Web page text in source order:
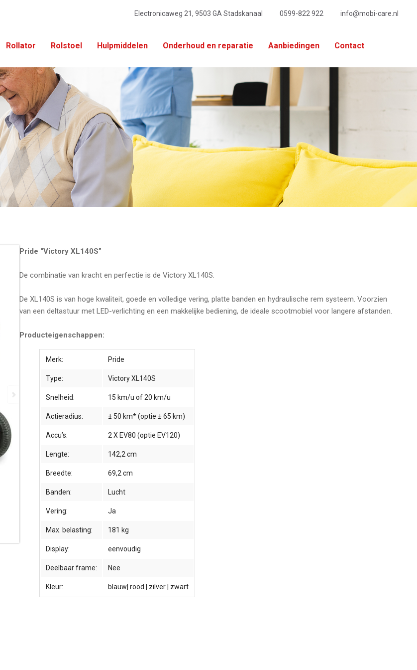
Electronicaweg 21, 9503 GA Stadskanaal 0599-822 922 info@mobi-care.nl
Rollator Rolstoel Hulpmiddelen Onderhoud en reparatie Aanbiedingen Contact
Pride “Victory XL140S”
De combinatie van kracht en perfectie is de Victory XL140S.
De XL140S is van hoge kwaliteit, goede en volledige vering, platte banden en hydraulische rem systeem. Voorzien
van een deltastuur met LED-verlichting en een makkelijke bediening, de ideale scootmobiel voor langere afstanden.
Producteigenschappen:
Merk: Pride
Type: Victory XL140S
Snelheid: 15 km/u of 20 km/u
Actieradius: ± 50 km* (optie ± 65 km)
Accu’s: 2 X EV80 (optie EV120)
Lengte: 142,2 cm
Breedte: 69,2 cm
Banden: Lucht
Vering: Ja
Max. belasting: 181 kg
Display: eenvoudig
Deelbaar frame: Nee
Kleur: blauw| rood | zilver | zwart